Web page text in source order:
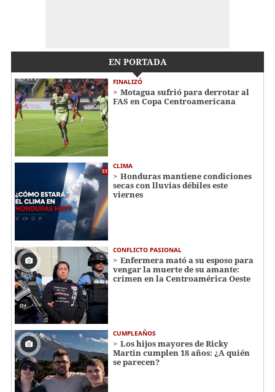
EN PORTADA
FINALIZÓ
Motagua sufrió para derrotar al
FAS en Copa Centroamericana
CLIMA
Honduras mantiene condiciones
secas con lluvias débiles este
viernes
CONFLICTO PASIONAL
Enfermera mató a su esposo para
vengar la muerte de su amante:
crimen en la Centroamérica Oeste
CUMPLEAÑOS
Los hijos mayores de Ricky
Martin cumplen 18 años: ¿A quién
se parecen?